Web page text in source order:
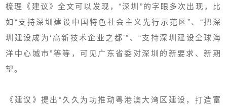
梳理《建议》全文可以发现，“深圳”的字眼多次出现，比
如“支持深圳建设中国特色社会主义先行示范区”、“把深
圳建设成为‘高新技术企业之都’”、“支持深圳建设全球海
洋中心城市”等等，可见广东省委对深圳的新要求、新期
望。
《建议》提出“久久为功推动粤港澳大湾区建设，打造富